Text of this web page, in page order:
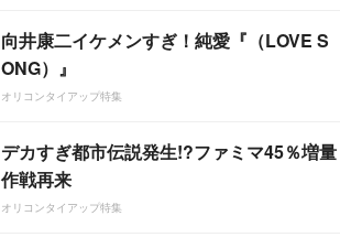
向井康二イケメンすぎ！純愛『（LOVE S
ONG）』
オリコンタイアップ特集
デカすぎ都市伝説発生!?ファミマ45％増量
作戦再来
オリコンタイアップ特集